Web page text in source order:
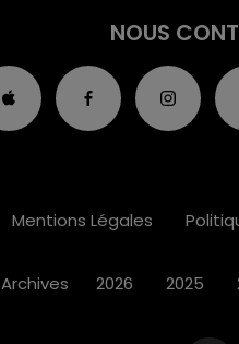
NOUS
Mentions Légales
Archives 2026 2025